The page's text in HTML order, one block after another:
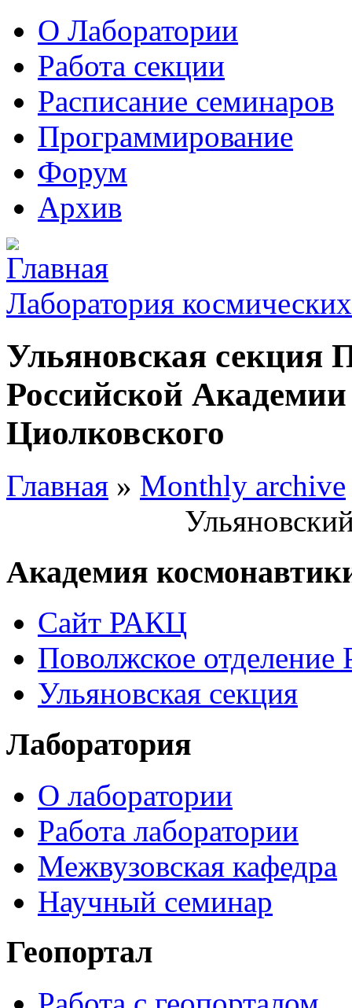
О Лаборатории
Работа секции
Расписание семинаров
Программирование
Форум
Архив
Лаборатория
Ульяновская секция
Российской
Циолковского
Главная » Monthly archive
Академия
Сайт РАКЦ
Поволжское
Ульяновская секция
Лаборатория
О лаборатории
Работа лаборатории
Межвузовская кафедра
Научный семинар
Геопортал